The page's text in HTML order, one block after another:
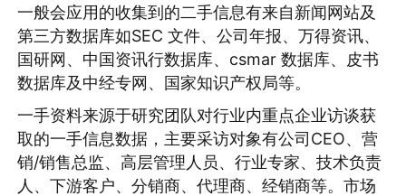
一般会应用的收集到的二手信息有来自新闻网站及
第三方数据库如SEC 文件、公司年报、万得资讯、
国研网、中国资讯行数据库、csmar 数据库、皮书
数据库及中经专网、国家知识产权局等。
一手资料来源于研究团队对行业内重点企业访谈获
取的一手信息数据，主要采访对象有公司CEO、营
销/销售总监、高层管理人员、行业专家、技术负责
人、下游客户、分销商、代理商、经销商等。市场